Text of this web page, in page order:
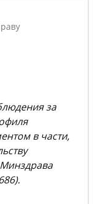
за
в части,